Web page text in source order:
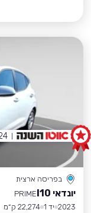
בפריסה ארצית
יונדאי I10
PRIME
2023 יד 1
22,274 ק״מ